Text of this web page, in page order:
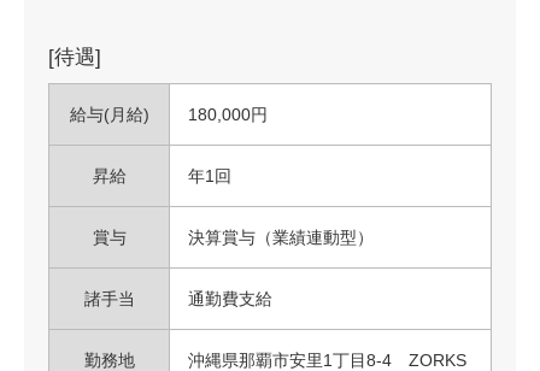
[待遇]
給与(月給) 180,000円
昇給 年1回
賞与 決算賞与（業績連動型）
諸手当 通勤費支給
勤務地
沖縄県那覇市安里1丁目8-4 ZORKS